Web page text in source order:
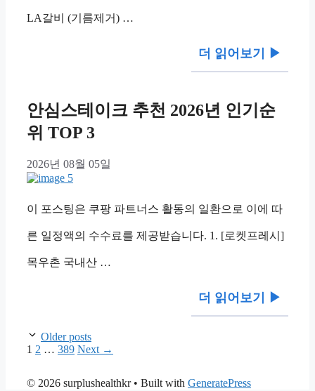
LA갈비 (기름제거) …
더 읽어보기 ▶︎
안심스테이크 추천 2026년 인기순
위 TOP 3
2026년 08월 05일
이 포스팅은 쿠팡 파트너스 활동의 일환으로 이에 따
른 일정액의 수수료를 제공받습니다. 1. [로켓프레시]
목우촌 국내산 …
더 읽어보기 ▶︎
Older posts
Page
1 Page
2 … Page
389 Next →
© 2026 surplushealthkr• Built with GeneratePress